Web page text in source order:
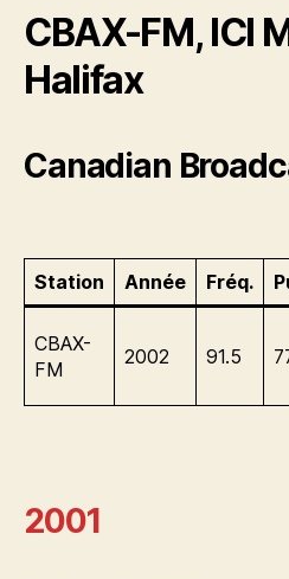
CBAX-FM, ICI
Halifax
Canadian
Station Année Fréq.
CBAX-
FM
2002 91.5
2001